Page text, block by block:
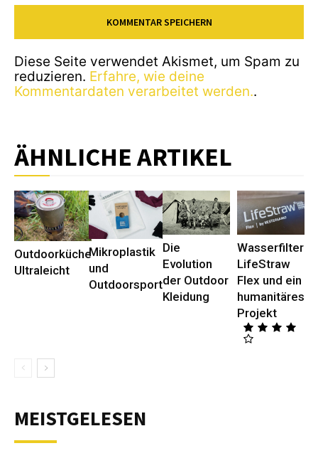
Diese Seite verwendet Akismet, um Spam zu
reduzieren. Erfahre, wie deine
Kommentardaten verarbeitet werden..
ÄHNLICHE ARTIKEL
Outdoorküche
Ultraleicht
Mikroplastik
und
Outdoorsport
Die
Evolution
der Outdoor
Kleidung
Wasserfilter
LifeStraw
Flex und ein
humanitäres
Projekt
MEISTGELESEN